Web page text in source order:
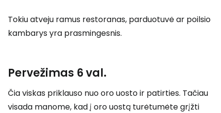
Tokiu atveju ramus restoranas, parduotuvė ar poilsio
kambarys yra prasmingesnis.
Pervežimas 6 val.
Čia viskas priklauso nuo oro uosto ir patirties. Tačiau
visada manome, kad į oro uostą turėtumėte grįžti